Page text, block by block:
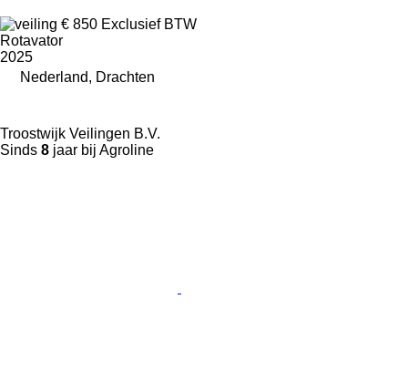
€ 850 Exclusief BTW
Rotavator
2025
Nederland, Drachten
Troostwijk Veilingen B.V.
Sinds 8 jaar bij Agroline